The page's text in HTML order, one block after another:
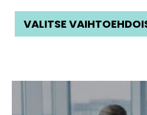
VALITSE